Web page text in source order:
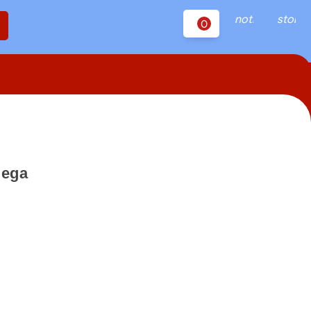
store
notifications
0